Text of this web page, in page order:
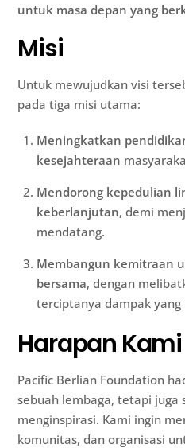
untuk masa depan yang
Misi
Untuk mewujudkan visi
pada tiga misi utama:
Meningkatkan
kesejahteraan
Mendorong kepedulian
keberlanjutan, demi
mendatang.
Membangun kemitraan
bersama, dengan
terciptanya dampak yang
Harapan Kami
Pacific Berlian Foundation
sebuah lembaga, tetapi juga
menginspirasi. Kami ingin
komunitas, dan organisasi